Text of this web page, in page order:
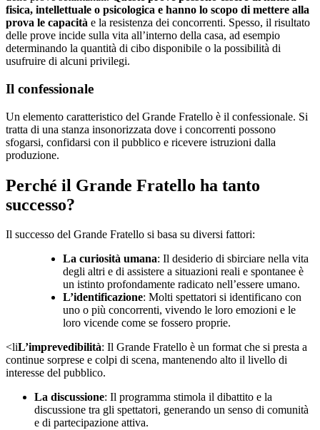
fisica, intellettuale o psicologica e hanno lo scopo di mettere alla
prova le capacità e la resistenza dei concorrenti. Spesso, il risultato
delle prove incide sulla vita all’interno della casa, ad esempio
determinando la quantità di cibo disponibile o la possibilità di
usufruire di alcuni privilegi.
Il confessionale
Un elemento caratteristico del Grande Fratello è il confessionale. Si
tratta di una stanza insonorizzata dove i concorrenti possono
sfogarsi, confidarsi con il pubblico e ricevere istruzioni dalla
produzione.
Perché il Grande Fratello ha tanto
successo?
Il successo del Grande Fratello si basa su diversi fattori:
La curiosità umana: Il desiderio di sbirciare nella vita
degli altri e di assistere a situazioni reali e spontanee è
un istinto profondamente radicato nell’essere umano.
L’identificazione: Molti spettatori si identificano con
uno o più concorrenti, vivendo le loro emozioni e le
loro vicende come se fossero proprie.
<liL’imprevedibilità: Il Grande Fratello è un format che si presta a
continue sorprese e colpi di scena, mantenendo alto il livello di
interesse del pubblico.
La discussione: Il programma stimola il dibattito e la
discussione tra gli spettatori, generando un senso di comunità
e di partecipazione attiva.